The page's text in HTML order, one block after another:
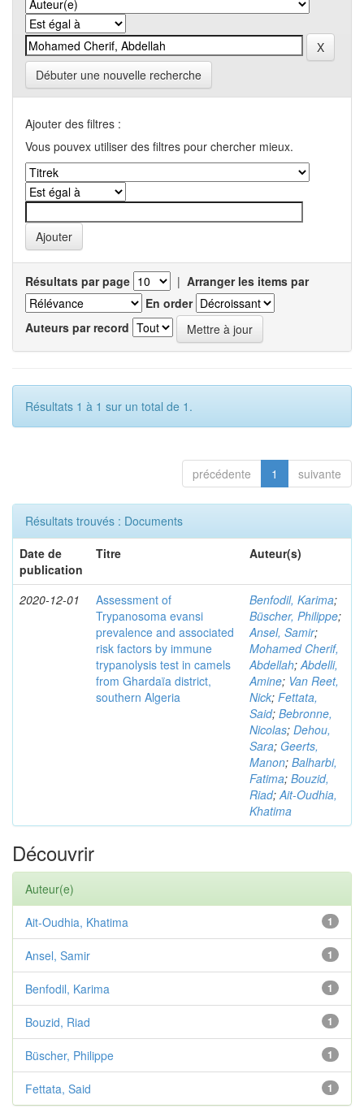
Débuter une nouvelle recherche
Ajouter des filtres :
Vous pouvex utiliser des filtres pour chercher mieux.
Résultats par page | Arranger les items par
En order
Auteurs par record
Résultats 1 à 1 sur un total de 1.
précédente 1 suivante
Résultats trouvés : Documents
Date de
publication
Titre Auteur(s)
2020-12-01
Assessment of
Trypanosoma evansi
prevalence and associated
risk factors by immune
trypanolysis test in camels
from Ghardaïa district,
southern Algeria
Benfodil, Karima;
Büscher, Philippe;
Ansel, Samir;
Mohamed Cherif,
Abdellah;Abdelli,
Amine; Van Reet,
Nick; Fettata,
Said; Bebronne,
Nicolas; Dehou,
Sara; Geerts,
Manon; Balharbi,
Fatima; Bouzid,
Riad;Ait-Oudhia,
Khatima
Découvrir
Auteur(e)
1
Ait-Oudhia, Khatima
1
Ansel, Samir
1
Benfodil, Karima
1
Bouzid, Riad
1
Büscher, Philippe
1
Fettata, Said